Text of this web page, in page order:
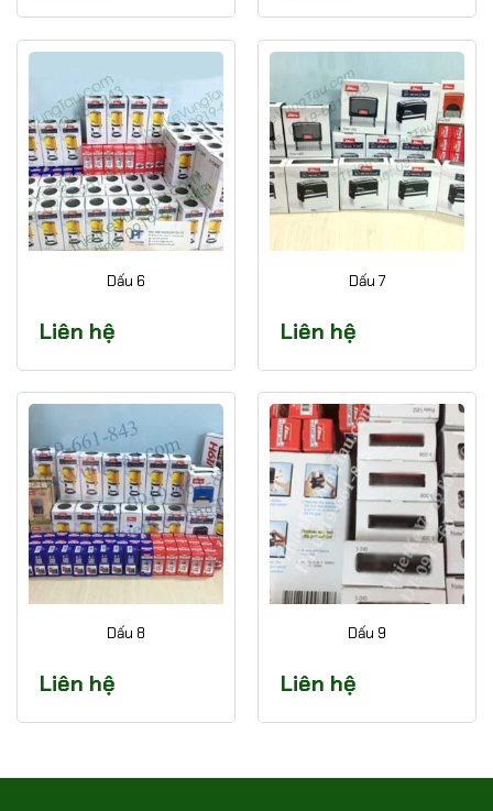
Dấu 6
Liên hệ
Dấu 7
Liên hệ
Dấu 8
Liên hệ
Dấu 9
Liên hệ